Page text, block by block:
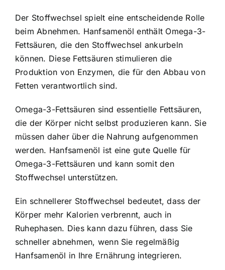
Der Stoffwechsel spielt eine entscheidende Rolle
beim Abnehmen. Hanfsamenöl enthält Omega-3-
Fettsäuren, die den Stoffwechsel ankurbeln
können. Diese Fettsäuren stimulieren die
Produktion von Enzymen, die für den Abbau von
Fetten verantwortlich sind.
Omega-3-Fettsäuren sind essentielle Fettsäuren,
die der Körper nicht selbst produzieren kann. Sie
müssen daher über die Nahrung aufgenommen
werden. Hanfsamenöl ist eine gute Quelle für
Omega-3-Fettsäuren und kann somit den
Stoffwechsel unterstützen.
Ein schnellerer Stoffwechsel bedeutet, dass der
Körper mehr Kalorien verbrennt, auch in
Ruhephasen. Dies kann dazu führen, dass Sie
schneller abnehmen, wenn Sie regelmäßig
Hanfsamenöl in Ihre Ernährung integrieren.